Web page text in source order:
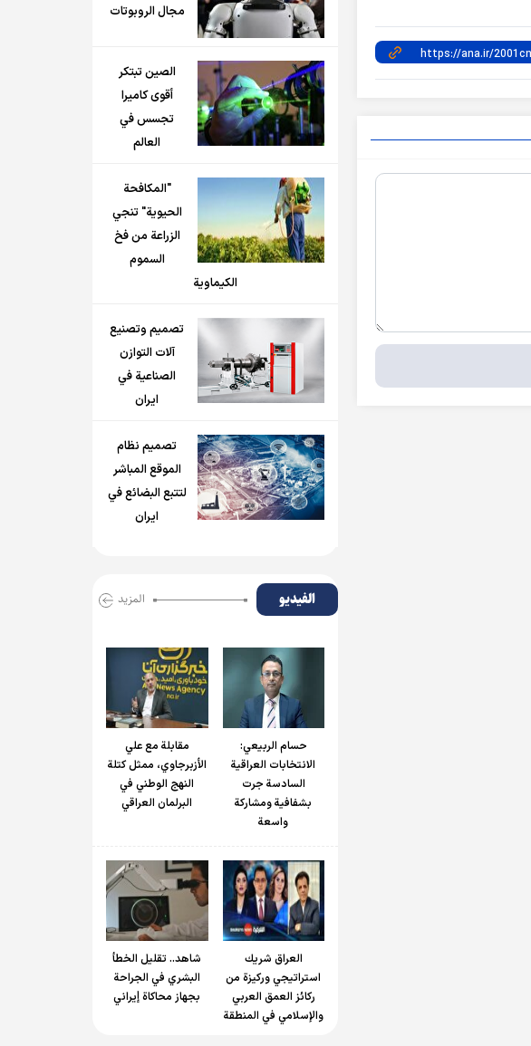
مجال الروبوتات
الصين تبتكر
أقوى كاميرا
تجسس في
العالم
"المكافحة
الحيوية" تنجي
الزراعة من فخ
السموم
الكيماوية
تصميم وتصنيع
آلات التوازن
الصناعية في
ايران
تصميم نظام
الموقع المباشر
لتتبع البضائع في
ايران
الفیدیو المزید
حسام الربیعي:
الانتخابات العراقية
السادسة جرت
بشفافية ومشاركة
واسعة
مقابلة مع علي
الأزبرجاوي، ممثل كتلة
النهج الوطني في
البرلمان العراقي
العراق شريك
استراتيجي وركيزة من
ركائز العمق العربي
والإسلامي في المنطقة
شاهد.. تقليل الخطأ
البشري في الجراحة
بجهاز محاكاة إيراني